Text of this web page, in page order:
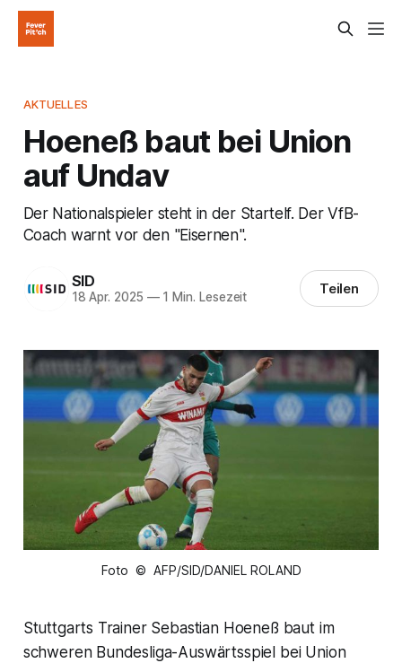
AKTUELLES
Hoeneß baut bei Union
auf Undav
Der Nationalspieler steht in der Startelf. Der VfB-
Coach warnt vor den "Eisernen".
SID
18 Apr. 2025 —1 Min. Lesezeit Teilen
Foto © AFP/SID/DANIEL ROLAND
Stuttgarts Trainer Sebastian Hoeneß baut im
schweren Bundesliga-Auswärtsspiel bei Union